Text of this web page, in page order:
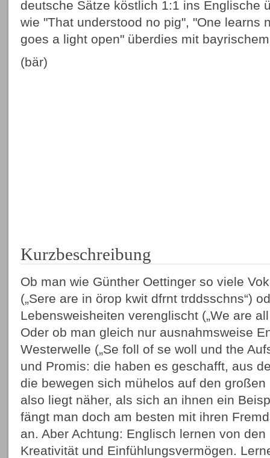
deutsche Sätze köstlich 1:1 ins Englische
wie "That understood no pig", "One learns
goes a light open" überdies mit
(bär)
Kurzbeschreibung
Ob man wie Günther Oettinger so viele
(„Sere are in örop kwit dfrnt trddsschns“)
Lebensweisheiten verenglischt („We are
Oder ob man gleich nur ausnahmsweise
Westerwelle („Se foll of se woll und the
und Promis: die haben es geschafft, aus
die bewegen sich mühelos auf den
also liegt näher, als sich an ihnen ein
fängt man doch am besten mit ihren
an. Aber Achtung: Englisch lernen von
Kreativität und Einfühlungsvermögen.